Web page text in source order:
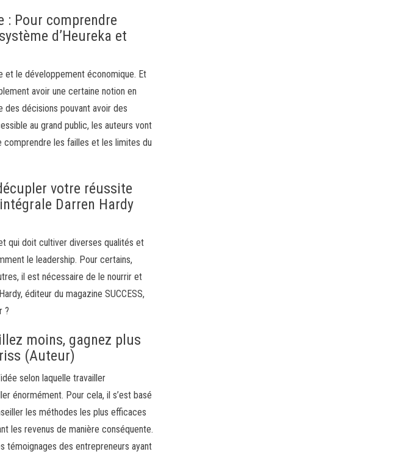
: Pour comprendre
d’Heureka et
et le développement économique. Et
avoir une certaine notion en
des décisions pouvant avoir des
au grand public, les auteurs vont
comprendre les failles et les limites du
votre réussite
Darren Hardy
qui doit cultiver diverses qualités et
le leadership. Pour certains,
il est nécessaire de le nourrir et
éditeur du magazine SUCCESS,
?
moins, gagnez plus
(Auteur)
selon laquelle travailler
énormément. Pour cela, il s’est basé
les méthodes les plus efficaces
les revenus de manière conséquente.
témoignages des entrepreneurs ayant